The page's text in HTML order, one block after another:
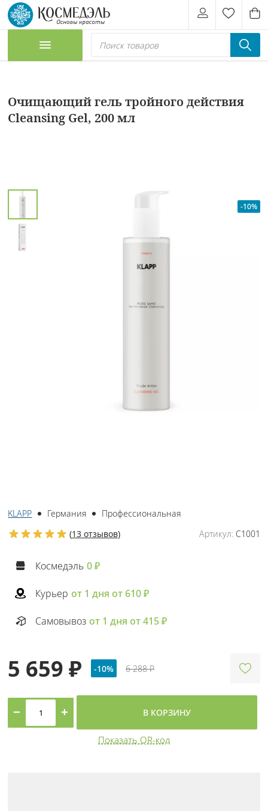
Очищающий гель тройного действия
Cleansing Gel, 200 мл
-10%
KLAPP Германия
Профессиональная
Артикул:C1001
(13 отзывов)
Космедэль 0 ₽
Курьер от 1 дня от 610 ₽
Самовывоз от 1 дня от 415 ₽
5 659 ₽ -10% 6 288 ₽
− + В КОРЗИНУ
Показать QR-код